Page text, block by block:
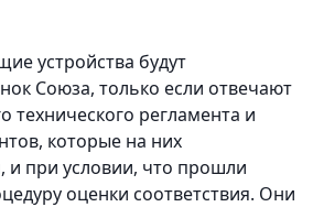
устройства будут
Союза, только если отвечают
технического регламента и
которые на них
и при условии, что прошли
оценки соответствия. Они